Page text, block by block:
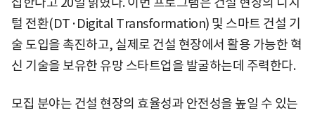
털 전환(DT·Digital Transformation) 및 스마트 건설 기
술 도입을 촉진하고, 실제로 건설 현장에서 활용 가능한 혁
신 기술을 보유한 유망 스타트업을 발굴하는데 주력한다.
모집 분야는 건설 현장의 효율성과 안전성을 높일 수 있는